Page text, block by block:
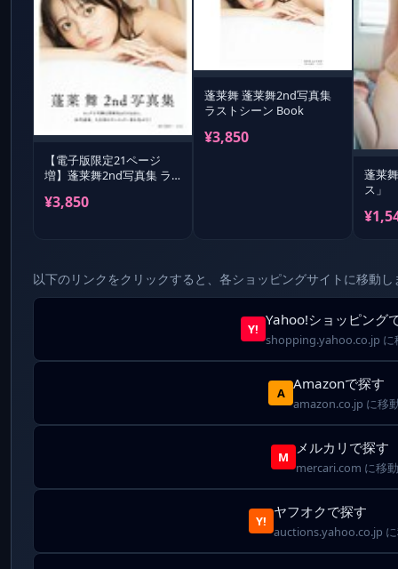
【電子版限定21ページ
増】蓬莱舞2nd写真集 ラ
¥3,850
蓬莱舞 蓬莱舞2nd写真集
ラストシーン Book
¥3,850
蓬莱
ス」
以下のリンクをクリックすると、各ショッピングサイトに移動し
Y!
Yahoo!ショッピング
shopping.yahoo.co.jp に
A
Amazonで探す
amazon.co.jp に移
M
メルカリで探す
mercari.com に移動
Y!
ヤフオクで探す
auctions.yahoo.co.jp